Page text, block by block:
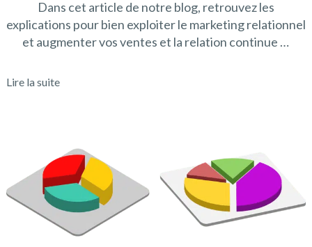
Dans cet article de notre blog, retrouvez les
explications pour bien exploiter le marketing relationnel
et augmenter vos ventes et la relation continue …
Lire la suite